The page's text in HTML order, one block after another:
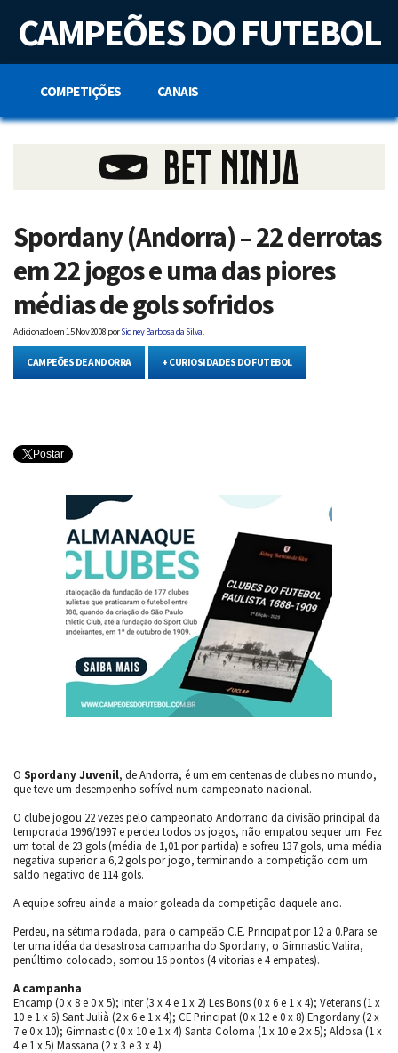
t
n
CAMPEÕES DO FUTEBOL
COMPETIÇÕES CANAIS
Spordany (Andorra) – 22 derrotas
em 22 jogos e uma das piores
médias de gols sofridos
Adicionado em15 Nov 2008 porSidney Barbosa da Silva.
CAMPEÕES DE ANDORRA + CURIOSIDADES DO FUTEBOL
Postar
O Spordany Juvenil, de Andorra, é um em centenas de clubes no mundo,
que teve um desempenho sofrível num campeonato nacional.
O clube jogou 22 vezes pelo campeonato Andorrano da divisão principal da
temporada 1996/1997 e perdeu todos os jogos, não empatou sequer um. Fez
um total de 23 gols (média de 1,01 por partida) e sofreu 137 gols, uma média
negativa superior a 6,2 gols por jogo, terminando a competição com um
saldo negativo de 114 gols.
A equipe sofreu ainda a maior goleada da competição daquele ano.
Perdeu, na sétima rodada, para o campeão C.E. Principat por 12 a 0.Para se
ter uma idéia da desastrosa campanha do Spordany, o Gimnastic Valira,
penúltimo colocado, somou 16 pontos (4 vitorias e 4 empates).
A campanha
Encamp (0 x 8 e 0 x 5); Inter (3 x 4 e 1 x 2) Les Bons (0 x 6 e 1 x 4); Veterans (1 x
10 e 1 x 6) Sant Julià (2 x 6 e 1 x 4); CE Principat (0 x 12 e 0 x 8) Engordany (2 x
7 e 0 x 10); Gimnastic (0 x 10 e 1 x 4) Santa Coloma (1 x 10 e 2 x 5); Aldosa (1 x
4 e 1 x 5) Massana (2 x 3 e 3 x 4).